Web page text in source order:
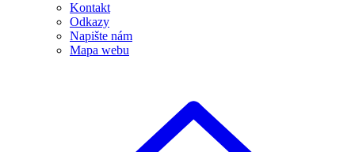
Kontakt
Odkazy
Napište nám
Mapa webu